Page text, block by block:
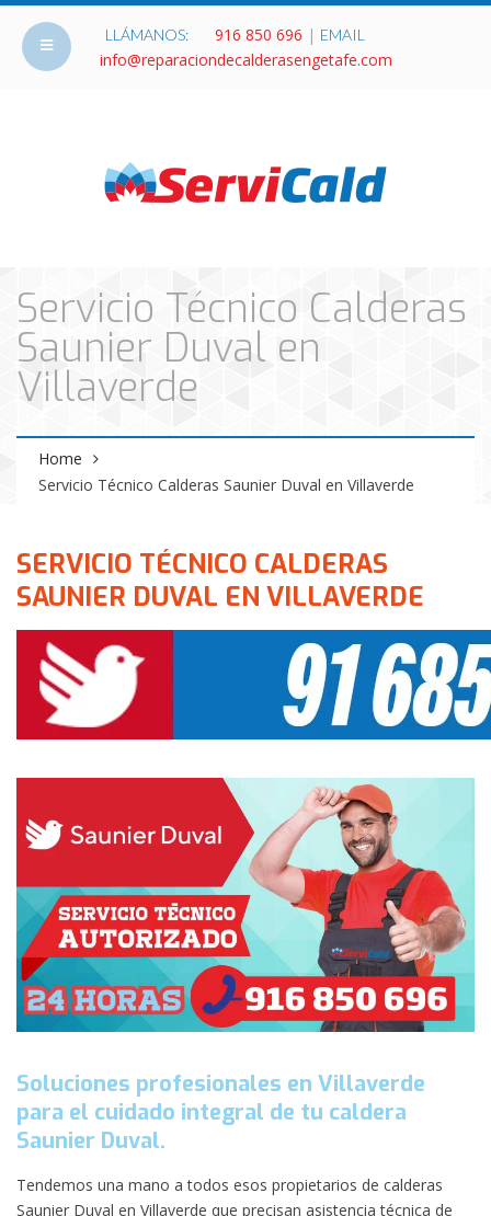
LLÁMANOS: 916 850 696 | EMAIL
info@reparaciondecalderasengetafe.com
Servicio Técnico Calderas
Saunier Duval en
Villaverde
Home
Servicio Técnico Calderas Saunier Duval en Villaverde
SERVICIO TÉCNICO CALDERAS
SAUNIER DUVAL EN VILLAVERDE
Soluciones profesionales en Villaverde
para el cuidado integral de tu caldera
Saunier Duval.
Tendemos una mano a todos esos propietarios de calderas
Saunier Duval en Villaverde que precisan asistencia técnica de